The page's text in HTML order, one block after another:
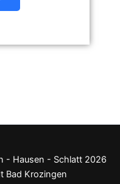
- Hausen - Schlatt 2026
Bad Krozingen